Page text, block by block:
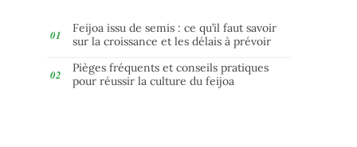
Feijoa issu de semis : ce qu’il faut savoir
sur la croissance et les délais à prévoir
Pièges fréquents et conseils pratiques
pour réussir la culture du feijoa